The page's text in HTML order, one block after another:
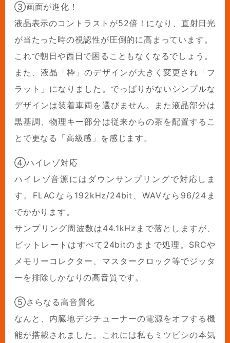
③画面が進化！
液晶表示のコントラストが52倍！になり、直射日光
が当たった時の視認性が圧倒的に高まっています。
これで朝日や西日で困ることもなくなるでしょう。
また、液晶「枠」のデザインが大きく変更され「フ
ラット」になりました。でっぱりがないシンプルな
デザインは装着車両を選びません。また液晶部分は
黒基調、物理キー部分は従来からの茶を配置するこ
とで更なる「高級感」を感じます。
④ハイレゾ対応
ハイレゾ音源にはダウンサンプリングで対応しま
す。FLACなら192kHz/24bit、WAVなら96/24ま
でかかります。
サンプリング周波数は44.1kHzまで落としますが、
ビットレートはすべて24bitのままで処理。SRCや
メモリーコレクター、マスタークロック等でジッタ
ーを排除しかなりの高音質です。
⑤さらなる高音質化
なんと、内臓地デジチューナーの電源をオフする機
能が搭載されました。これには私もミツビシの本気